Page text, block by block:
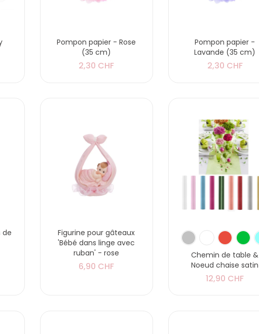
Pompon papier - Rose
(35 cm)
2,30 CHF
Pompon papier -
Lavande (35 cm)
2,30 CHF
de
Figurine pour gâteaux
'Bébé dans linge avec
ruban' - rose
6,90 CHF
Chemin de table &
Noeud chaise satin
12,90 CHF